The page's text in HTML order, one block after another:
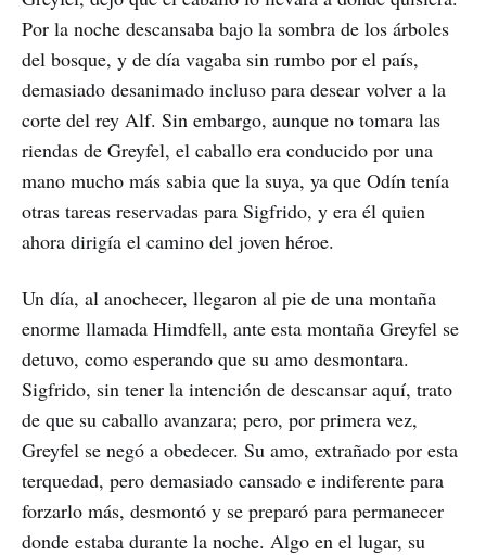
Por la noche descansaba bajo la sombra de los árboles
del bosque, y de día vagaba sin rumbo por el país,
demasiado desanimado incluso para desear volver a la
corte del rey Alf. Sin embargo, aunque no tomara las
riendas de Greyfel, el caballo era conducido por una
mano mucho más sabia que la suya, ya que Odín tenía
otras tareas reservadas para Sigfrido, y era él quien
ahora dirigía el camino del joven héroe.
Un día, al anochecer, llegaron al pie de una montaña
enorme llamada Himdfell, ante esta montaña Greyfel se
detuvo, como esperando que su amo desmontara.
Sigfrido, sin tener la intención de descansar aquí, trato
de que su caballo avanzara; pero, por primera vez,
Greyfel se negó a obedecer. Su amo, extrañado por esta
terquedad, pero demasiado cansado e indiferente para
forzarlo más, desmontó y se preparó para permanecer
donde estaba durante la noche. Algo en el lugar, su